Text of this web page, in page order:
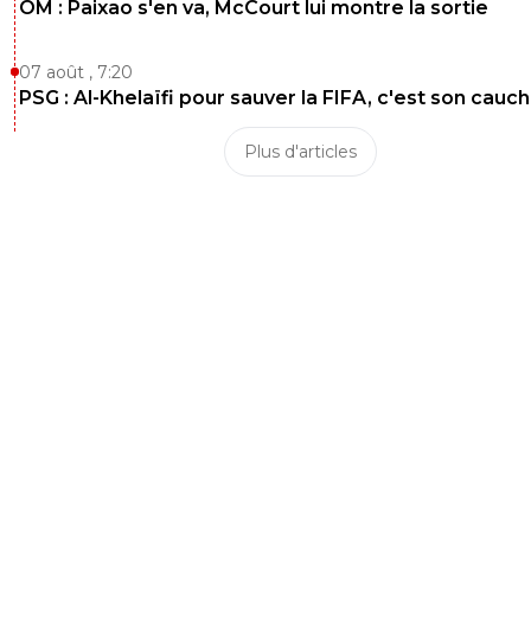
OM : Paixao s'en va, McCourt lui montre la sortie
07 août , 7:20
PSG : Al-Khelaïfi pour sauver la FIFA, c'est son
Plus d'articles